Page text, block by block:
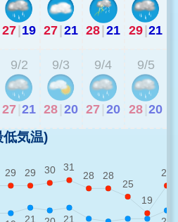
27|19 27|21 28|21 29|21
9/2
27 21
9/3
28 20
9/4
27 20
9/5
28 20
気温)